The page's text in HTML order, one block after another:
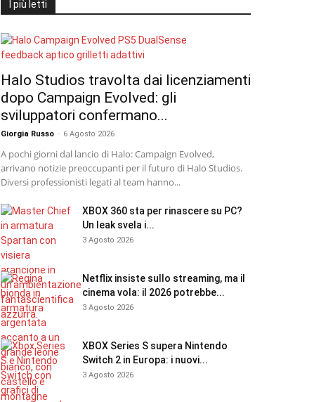
I più letti
Halo Studios travolta dai licenziamenti
dopo Campaign Evolved: gli
sviluppatori confermano...
Giorgia Russo - 6 Agosto 2026
A pochi giorni dal lancio di Halo: Campaign Evolved,
arrivano notizie preoccupanti per il futuro di Halo Studios.
Diversi professionisti legati al team hanno...
XBOX 360 sta per rinascere su PC?
Un leak svela i...
3 Agosto 2026
Netflix insiste sullo streaming, ma il
cinema vola: il 2026 potrebbe...
3 Agosto 2026
XBOX Series S supera Nintendo
Switch 2 in Europa: i nuovi...
3 Agosto 2026